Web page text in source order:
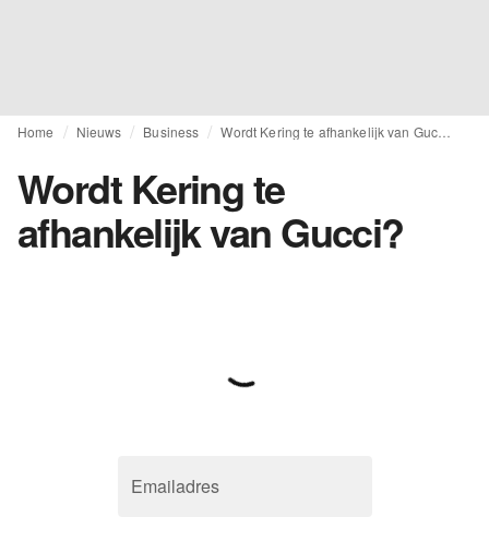
Home Nieuws Business
Wordt Kering te
afhankelijk van Gucci?
Emailadres